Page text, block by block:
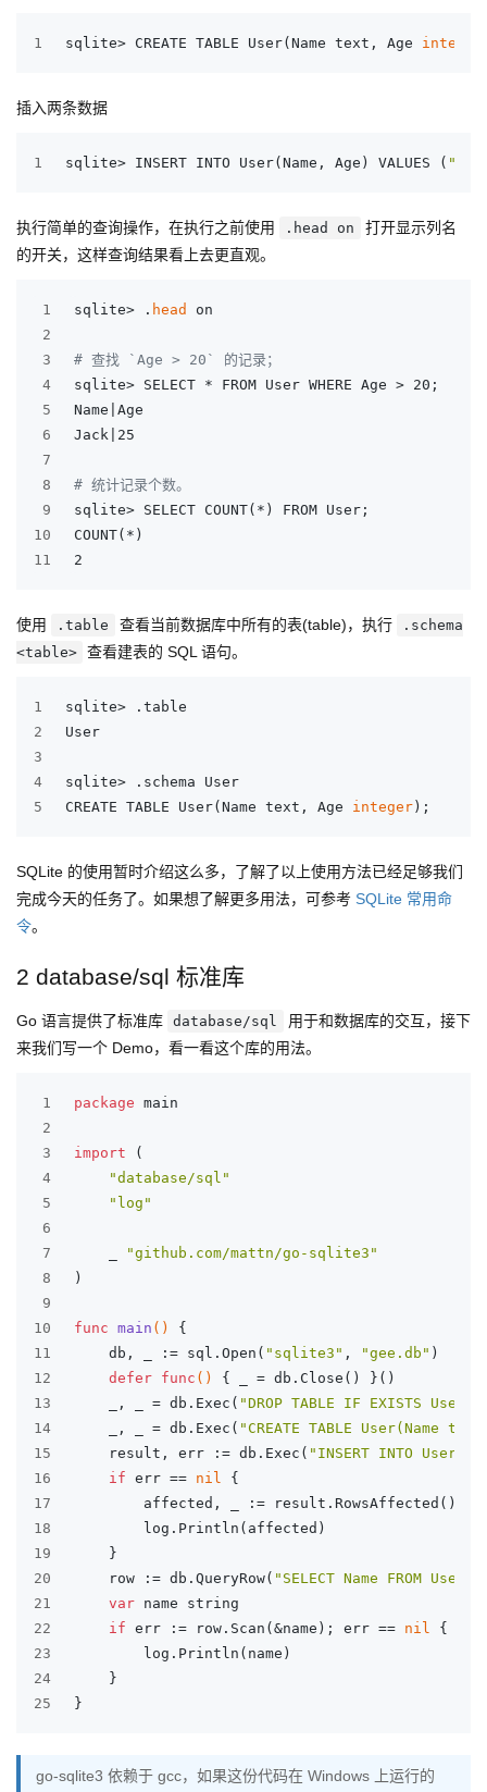
1 sqlite> CREATE TABLE User(Name text, Age integer
插入两条数据
1 sqlite> INSERT INTO User(Name, Age) VALUES (
执行简单的查询操作，在执行之前使用 .head on
打开显示列名
的开关，这样查询结果看上去更直观。
1
2
3
4
5
6
7
8
9
10
11
sqlite> . head on
# 查找 `Age > 20` 的记录；
sqlite> SELECT * FROM User WHERE Age > 20;
Name|Age
Jack|25
# 统计记录个数。
sqlite> SELECT COUNT(*) FROM User;
COUNT(*)
2
使用 .table 查看当前数据库中所有的表(table)，执行
.schema
<table> 查看建表的 SQL 语句。
1
2
3
4
5
sqlite> .table
User
sqlite> .schema User
CREATE TABLE User(Name text, Age integer );
SQLite 的使用暂时介绍这么多，了解了以上使用方法已经足够我们
完成今天的任务了。如果想了解更多用法，可参考 SQLite 常用命
令。
2 database/sql 标准库
Go 语言提供了标准库 database/sql
用于和数据库的交互，接下
来我们写一个 Demo，看一看这个库的用法。
1
2
3
4
5
6
7
8
9
10
11
12
13
14
15
16
17
18
19
20
21
22
23
24
25
package main
import (
"database/sql"
"log"
"github.com/mattn/go-sqlite3"
)
func main ()
{
	db, _ := sql.Open(
"sqlite3" , "gee.db" )
defer func ()
{ _ = db.Close() }()
	_, _ = db.Exec(
"DROP TABLE IF EXISTS User;"
	_, _ = db.Exec(
"CREATE TABLE User(Name
	result, err := db.Exec(
"INSERT INTO
if err == nil {
		affected, _ := result.RowsAffected()
		log.Println(affected)
	}
	row := db.QueryRow(
"SELECT Name FROM User
var name string
if err := row.Scan(&name); err == nil {
		log.Println(name)
	}
}
go-sqlite3 依赖于 gcc，如果这份代码在 Windows 上运行的